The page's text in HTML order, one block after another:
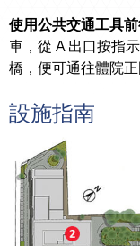
使用公共交通工具前
車，從 A 出口按指
橋，便可通往體院正
設施指南
香